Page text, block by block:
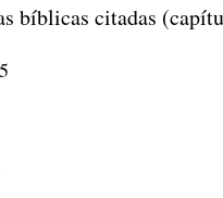
bíblicas citadas